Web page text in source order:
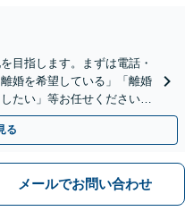
目指します。まずは電話・
婚を希望している」「離婚
たい」等お任せください。
る
メールでお問い合わせ